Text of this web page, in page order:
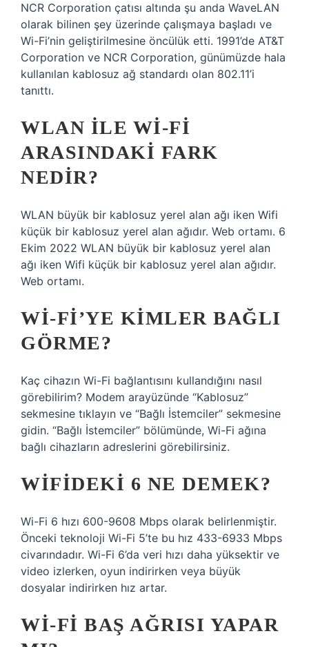
NCR Corporation çatısı altında şu anda WaveLAN
olarak bilinen şey üzerinde çalışmaya başladı ve
Wi-Fi’nin geliştirilmesine öncülük etti. 1991’de AT&T
Corporation ve NCR Corporation, günümüzde hala
kullanılan kablosuz ağ standardı olan 802.11’i
tanıttı.
WLAN ILE WI-FI
ARASINDAKI FARK
NEDIR?
WLAN büyük bir kablosuz yerel alan ağı iken Wifi
küçük bir kablosuz yerel alan ağıdır. Web ortamı. 6
Ekim 2022 WLAN büyük bir kablosuz yerel alan
ağı iken Wifi küçük bir kablosuz yerel alan ağıdır.
Web ortamı.
WI-FI’YE KIMLER BAĞLI
GÖRME?
Kaç cihazın Wi-Fi bağlantısını kullandığını nasıl
görebilirim? Modem arayüzünde “Kablosuz”
sekmesine tıklayın ve “Bağlı İstemciler” sekmesine
gidin. “Bağlı İstemciler” bölümünde, Wi-Fi ağına
bağlı cihazların adreslerini görebilirsiniz.
WIFIDEKI 6 NE DEMEK?
Wi-Fi 6 hızı 600-9608 Mbps olarak belirlenmiştir.
Önceki teknoloji Wi-Fi 5’te bu hız 433-6933 Mbps
civarındadır. Wi-Fi 6’da veri hızı daha yüksektir ve
video izlerken, oyun indirirken veya büyük
dosyalar indirirken hız artar.
WI-FI BAŞ AĞRISI YAPAR